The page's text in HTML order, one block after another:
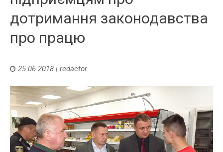
дотримання законодавства
про працю
25.06.2018 | redactor